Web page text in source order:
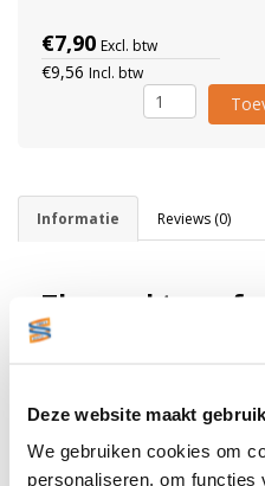
Deze website maakt
We gebruiken cookies om
personaliseren, om functies
€7,90 Excl. btw
€9,56 Incl. btw
Informatie Reviews (0)
Thermal
voor Zebra
TTR 110mm x 74
Zebra